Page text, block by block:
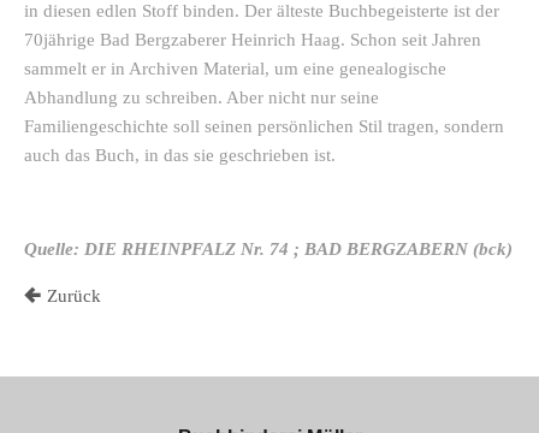
in diesen edlen Stoff binden. Der älteste Buchbegeisterte ist der
70jährige Bad Bergzaberer Heinrich Haag. Schon seit Jahren
sammelt er in Archiven Material, um eine genealogische
Abhandlung zu schreiben. Aber nicht nur seine
Familiengeschichte soll seinen persönlichen Stil tragen, sondern
auch das Buch, in das sie geschrieben ist.
Quelle: DIE RHEINPFALZ Nr. 74 ; BAD BERGZABERN (bck)
Zurück